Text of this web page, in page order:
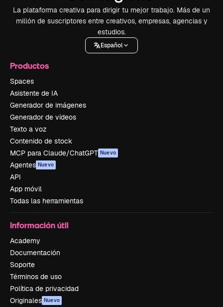
La plataforma creativa para dirigir tu mejor trabajo. Más de un
millón de suscriptores entre creativos, empresas, agencias y
estudios.
Español
Productos
Spaces
Asistente de IA
Generador de imágenes
Generador de vídeos
Texto a voz
Contenido de stock
MCP para Claude/ChatGPT Nuevo
Agentes Nuevo
API
App móvil
Todas las herramientas
Información útil
Academy
Documentación
Soporte
Términos de uso
Política de privacidad
Originales Nuevo